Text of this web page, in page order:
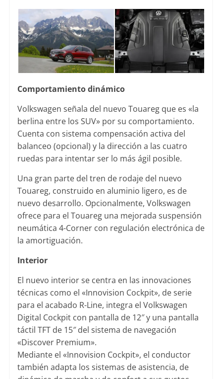
Comportamiento dinámico
Volkswagen señala del nuevo Touareg que es «la
berlina entre los SUV» por su comportamiento.
Cuenta con sistema compensación activa del
balanceo (opcional) y la dirección a las cuatro
ruedas para intentar ser lo más ágil posible.
Una gran parte del tren de rodaje del nuevo
Touareg, construido en aluminio ligero, es de
nuevo desarrollo. Opcionalmente, Volkswagen
ofrece para el Touareg una mejorada suspensión
neumática 4-Corner con regulación electrónica de
la amortiguación.
Interior
El nuevo interior se centra en las innovaciones
técnicas como el «Innovision Cockpit», de serie
para el acabado R-Line, integra el Volkswagen
Digital Cockpit con pantalla de 12″ y una pantalla
táctil TFT de 15″ del sistema de navegación
«Discover Premium».
Mediante el «Innovision Cockpit», el conductor
también adapta los sistemas de asistencia, de